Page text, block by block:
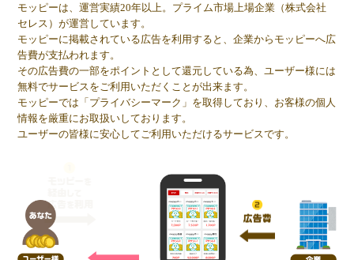
モッピーは、運営実績20年以上。プライム市場上場企業（株式会社
セレス）が運営しています。
モッピーに掲載されている広告を利用すると、企業からモッピーへ広
告費が支払われます。
その広告費の一部をポイントとして還元している為、ユーザー様には
無料でサービスをご利用いただくことが出来ます。
モッピーでは「プライバシーマーク」を取得しており、お客様の個人
情報を厳重にお取扱いしております。
ユーザーの皆様に安心してご利用いただけるサービスです。